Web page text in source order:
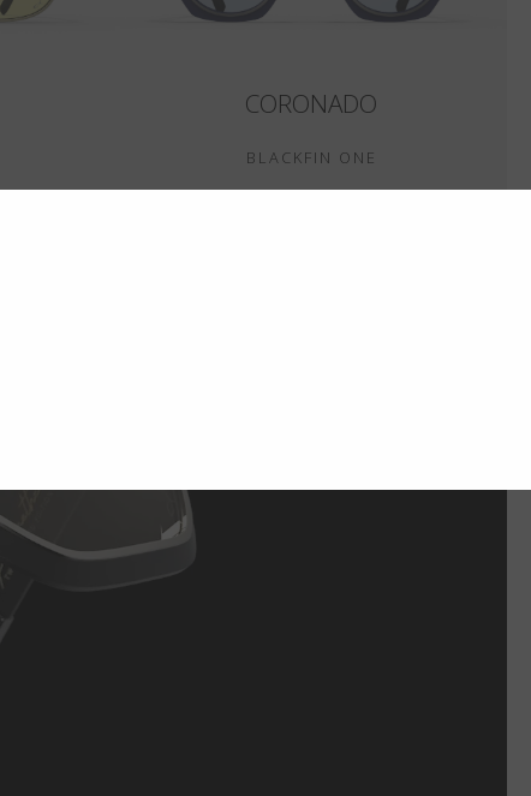
CORONADO
BLACKFIN ONE